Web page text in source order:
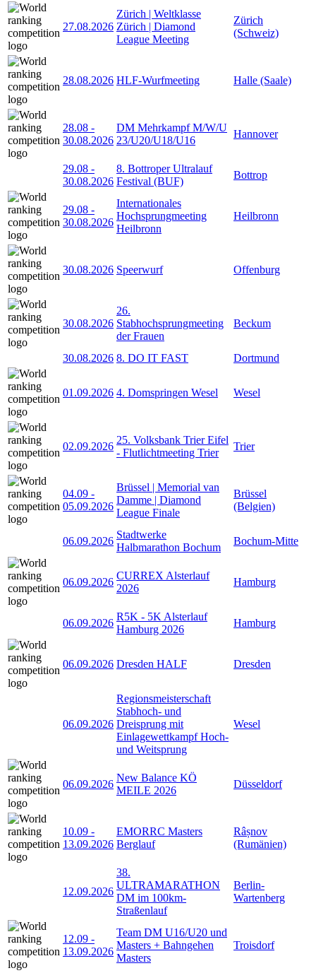
27.08.2026
Zürich | Weltklasse
Zürich | Diamond
League Meeting
Zürich
(Schweiz)
28.08.2026 HLF-Wurfmeeting Halle (Saale)
28.08 -
30.08.2026
DM Mehrkampf M/W/U
23/U20/U18/U16
Hannover
29.08 -
30.08.2026
8. Bottroper Ultralauf
Festival (BUF)
Bottrop
29.08 -
30.08.2026
Internationales
Hochsprungmeeting
Heilbronn
Heilbronn
30.08.2026 Speerwurf Offenburg
30.08.2026
26.
Stabhochsprungmeeting
der Frauen
Beckum
30.08.2026 8. DO IT FAST Dortmund
01.09.2026 4. Domspringen Wesel Wesel
02.09.2026
25. Volksbank Trier Eifel
- Flutlichtmeeting Trier
Trier
04.09 -
05.09.2026
Brüssel | Memorial van
Damme | Diamond
League Finale
Brüssel
(Belgien)
06.09.2026
Stadtwerke
Halbmarathon Bochum
Bochum-Mitte
06.09.2026
CURREX Alsterlauf
2026
Hamburg
06.09.2026
R5K - 5K Alsterlauf
Hamburg 2026
Hamburg
06.09.2026 Dresden HALF Dresden
06.09.2026
Regionsmeisterschaft
Stabhoch- und
Dreisprung mit
Einlagewettkampf Hoch-
und Weitsprung
Wesel
06.09.2026
New Balance KÖ
MEILE 2026
Düsseldorf
10.09 -
13.09.2026
EMORRC Masters
Berglauf
Râșnov
(Rumänien)
12.09.2026
38.
ULTRAMARATHON
DM im 100km-
Straßenlauf
Berlin-
Wartenberg
12.09 -
13.09.2026
Team DM U16/U20 und
Masters + Bahngehen
Masters
Troisdorf